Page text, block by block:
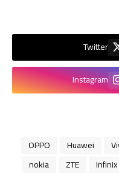
Twitter
Instagram
Huawei
OPPO
Infinix
ZTE
nokia